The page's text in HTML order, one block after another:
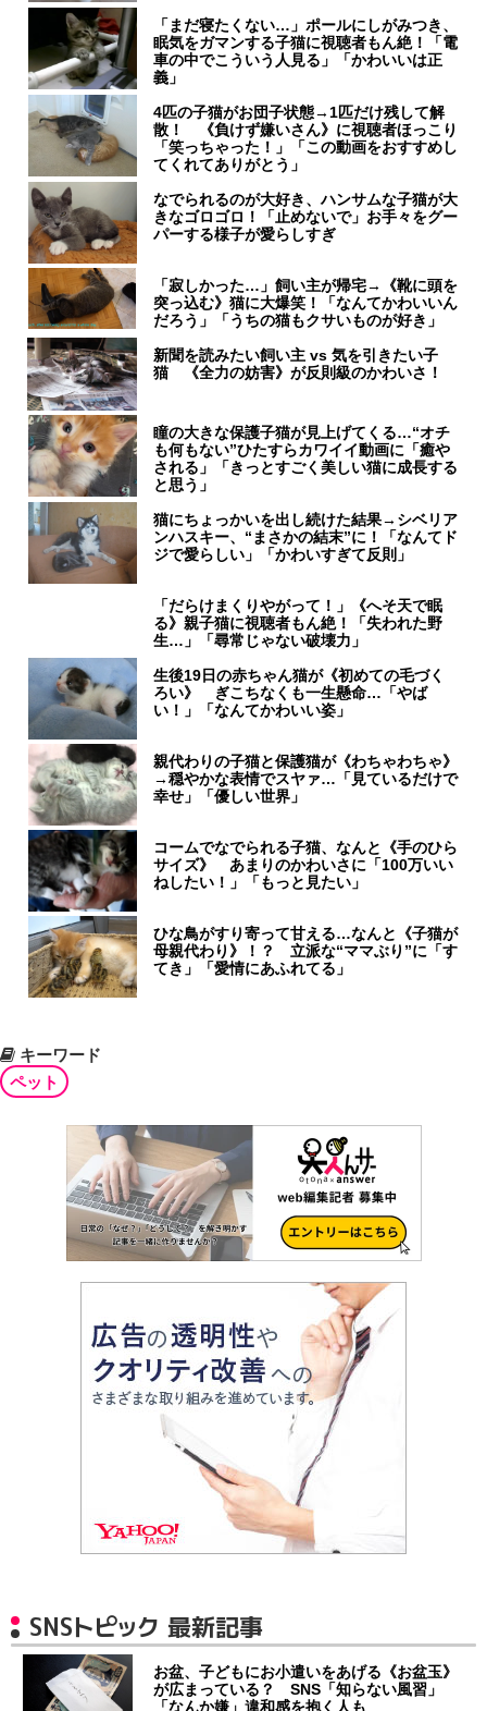
「まだ寝たくない…」ポールにしがみつき、
眠気をガマンする子猫に視聴者もん絶！「電
車の中でこういう人見る」「かわいいは正
義」
4匹の子猫がお団子状態→1匹だけ残して解
散！ 《負けず嫌いさん》に視聴者ほっこり
「笑っちゃった！」「この動画をおすすめし
てくれてありがとう」
なでられるのが大好き、ハンサムな子猫が大
きなゴロゴロ！「止めないで」お手々をグー
パーする様子が愛らしすぎ
「寂しかった…」飼い主が帰宅→《靴に頭を
突っ込む》猫に大爆笑！「なんてかわいいん
だろう」「うちの猫もクサいものが好き」
新聞を読みたい飼い主 vs 気を引きたい子
猫 《全力の妨害》が反則級のかわいさ！
瞳の大きな保護子猫が見上げてくる…“オチ
も何もない”ひたすらカワイイ動画に「癒や
される」「きっとすごく美しい猫に成長する
と思う」
猫にちょっかいを出し続けた結果→シベリア
ンハスキー、“まさかの結末”に！「なんてド
ジで愛らしい」「かわいすぎて反則」
「だらけまくりやがって！」《へそ天で眠
る》親子猫に視聴者もん絶！「失われた野
生…」「尋常じゃない破壊力」
生後19日の赤ちゃん猫が《初めての毛づく
ろい》 ぎこちなくも一生懸命…「やば
い！」「なんてかわいい姿」
親代わりの子猫と保護猫が《わちゃわちゃ》
→穏やかな表情でスヤァ…「見ているだけで
幸せ」「優しい世界」
コームでなでられる子猫、なんと《手のひら
サイズ》 あまりのかわいさに「100万いい
ねしたい！」「もっと見たい」
ひな鳥がすり寄って甘える…なんと《子猫が
母親代わり》！？ 立派な“ママぶり”に「す
てき」「愛情にあふれてる」
キーワード
ペット
SNSトピック 最新記事
お盆、子どもにお小遣いをあげる《お盆玉》
が広まっている？ SNS「知らない風習」
「なんか嫌」違和感を抱く人も